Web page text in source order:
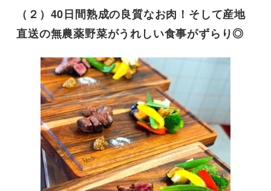
（２）40日間熟成の良質なお肉！そして産地
直送の無農薬野菜がうれしい食事がずらり◎